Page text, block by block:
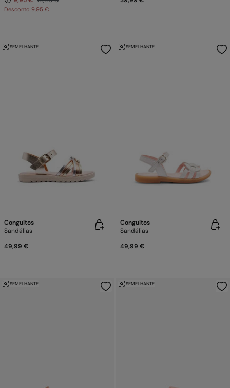
Desconto 9,95 €
SEMELHANTE
Conguitos
Sandálias
49,99 €
SEMELHANTE
Conguitos
Sandálias
49,99 €
SEMELHANTE SEMELHANTE